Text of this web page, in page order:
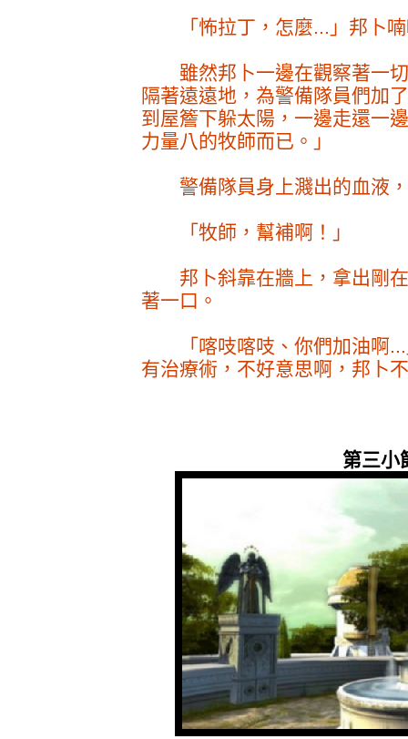
「怖拉丁，怎麼...」邦卜喃
雖然邦卜一邊在觀察著一切
隔著遠遠地，為警備隊員們加
到屋簷下躲太陽，一邊走還一
力量八的牧師而已。」
警備隊員身上濺出的血液，
「牧師，幫補啊！」
邦卜斜靠在牆上，拿出剛在
著一口。
「喀吱喀吱、你們加油啊...
有治療術，不好意思啊，邦卜
第三